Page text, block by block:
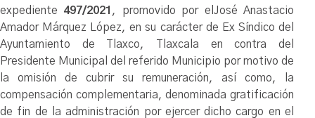
expediente 497/2021 , promovido por el José Anastacio
Amador Márquez López, en su carácter de Ex Síndico del
Ayuntamiento de Tlaxco, Tlaxcala en contra del
Presidente Municipal del referido Municipio por motivo de
la omisión de cubrir su remuneración, así como, la
compensación complementaria, denominada gratificación
de fin de la administración por ejercer dicho cargo en el